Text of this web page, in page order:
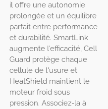
il offre une autonomie
prolongée et un équilibre
parfait entre performance
et durabilité. SmartLink
augmente l'efficacité, Cell
Guard protège chaque
cellule de l'usure et
HeatShield maintient le
moteur froid sous
pression. Associez-la à